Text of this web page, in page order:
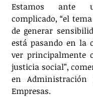
Estamos ante
complicado, “el
de generar
está pasando en la
ver principalmente
justicia social”,
en Administración
Empresas.